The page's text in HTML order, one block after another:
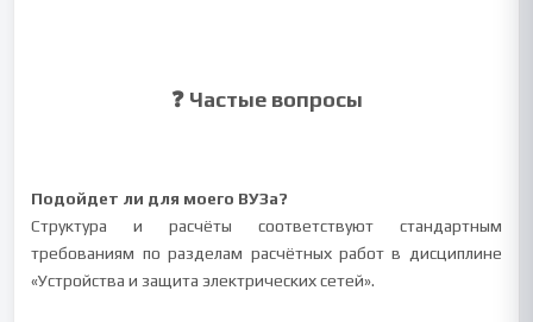
❓ Частые вопросы
Подойдет ли для моего ВУЗа?
Структура и расчёты соответствуют стандартным
требованиям по разделам расчётных работ в дисциплине
«Устройства и защита электрических сетей».